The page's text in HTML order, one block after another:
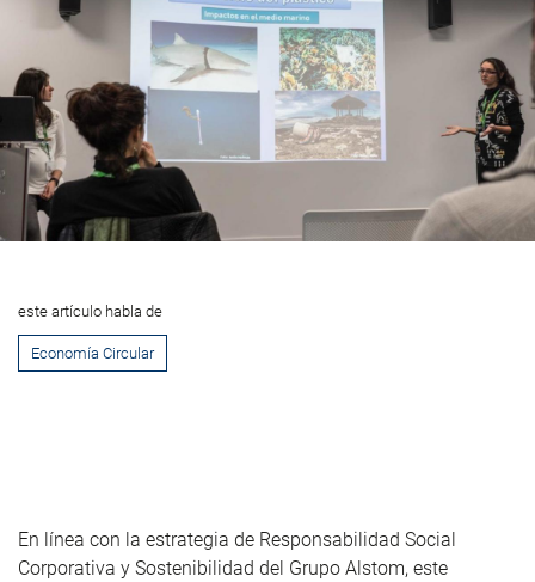
este artículo habla de
Economía Circular
En línea con la estrategia de Responsabilidad Social
Corporativa y Sostenibilidad del Grupo Alstom, este